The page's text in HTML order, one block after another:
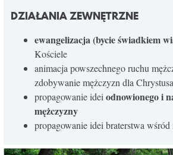
DZIAŁANIA ZEWNĘTRZNE
ewangelizacja (bycie świadkiem
Kościele
animacja powszechnego ruchu
zdobywanie mężczyzn dla Chrystusa
propagowanie idei odnowionego i
mężczyzny
propagowanie idei braterstwa wśród